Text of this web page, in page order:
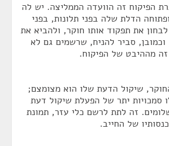
הפיקוח זה הוועדה הממליצה. יש לה
הדלת שלה בפני תלונות, בפני
את תפקוד אותו חוקר, ולהביא את
סביר להניח, שרשמים גם לא
מההיבט של הפיקוח.
שיקול הדעת שלו הוא מצומצם;
סמכויות יתר של הפעלת שיקול דעת
זה לתת לרשם כלי עזר, תמונת
של החייב.